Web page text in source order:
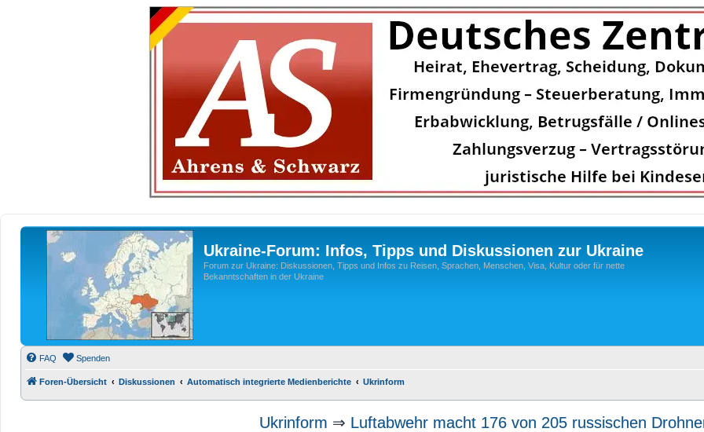
Ukraine-Forum: Infos, Tipps und Diskussionen zur Ukraine
Forum zur Ukraine: Diskussionen, Tipps und Infos zu Reisen, Sprachen, Menschen, Visa, Kultur oder für nette
Bekanntschaften in der Ukraine
FAQ Spenden
Foren-Übersicht Diskussionen Automatisch integrierte Medienberichte Ukrinform
Ukrinform ⇒ Luftabwehr macht 176 von 205 russischen